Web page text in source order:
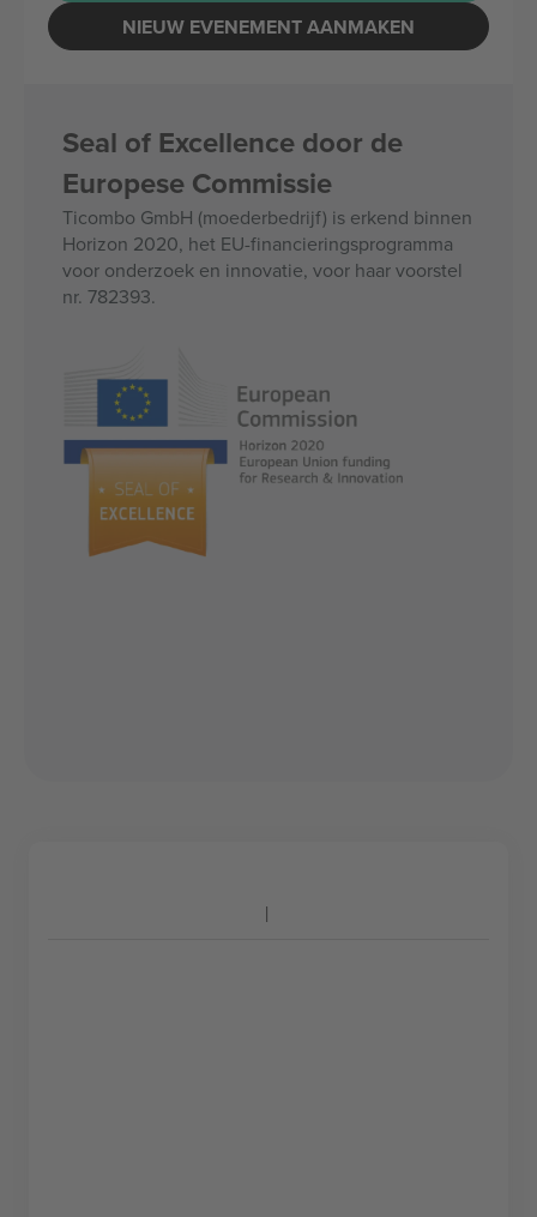
NIEUW EVENEMENT AANMAKEN
Seal of Excellence door de
Europese Commissie
Ticombo GmbH (moederbedrijf) is erkend binnen
Horizon 2020, het EU-financieringsprogramma
voor onderzoek en innovatie, voor haar voorstel
nr. 782393.